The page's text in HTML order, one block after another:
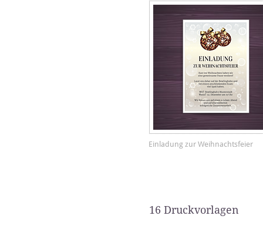
Einladung zur Weihnachtsfeier
16 Druckvorlagen